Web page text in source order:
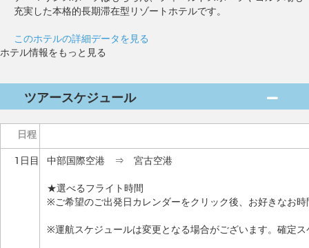
充実した本格的長期滞在型リゾートホテルです。
このホテルの詳細データを見る
ホテル情報をもっと見る
ツアースケジュール
日程
1日目
中部国際空港 ⇒ 宮古空港
★選べるフライト時間
※ご希望のご出発日カレンダーをクリック後、お好きなお
※運航スケジュールは変更となる場合がございます。確定